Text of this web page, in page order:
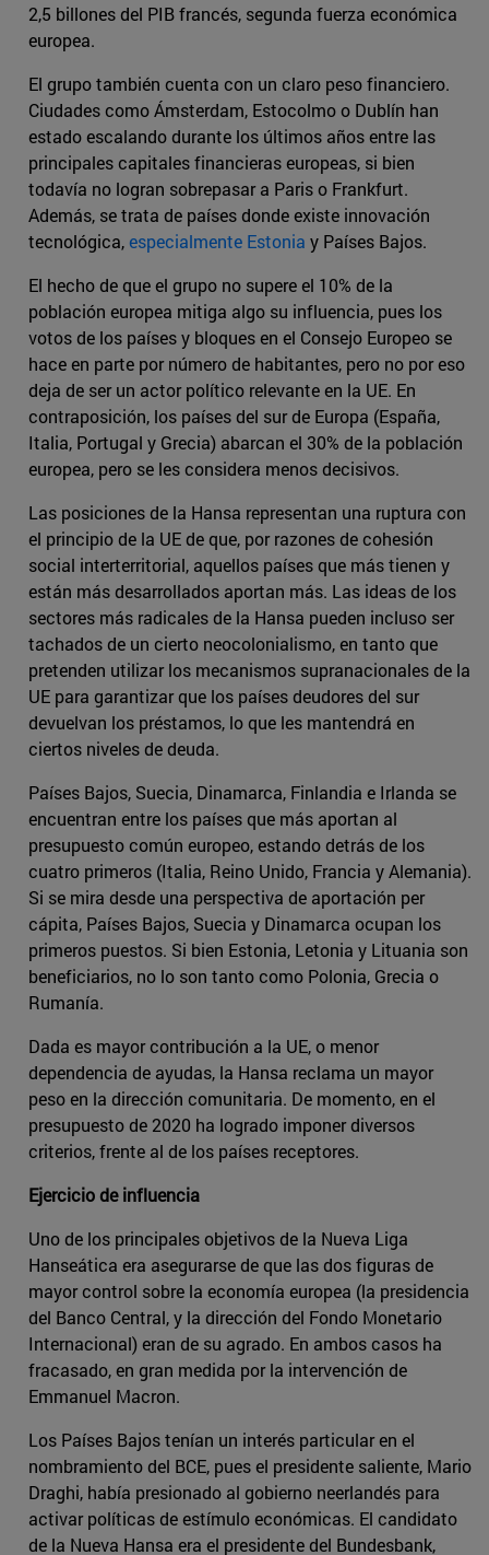
2,5 billones del PIB francés, segunda fuerza económica
europea.
El grupo también cuenta con un claro peso financiero.
Ciudades como Ámsterdam, Estocolmo o Dublín han
estado escalando durante los últimos años entre las
principales capitales financieras europeas, si bien
todavía no logran sobrepasar a Paris o Frankfurt.
Además, se trata de países donde existe innovación
tecnológica,especialmente Estonia y Países Bajos.
El hecho de que el grupo no supere el 10% de la
población europea mitiga algo su influencia, pues los
votos de los países y bloques en el Consejo Europeo se
hace en parte por número de habitantes, pero no por eso
deja de ser un actor político relevante en la UE. En
contraposición, los países del sur de Europa (España,
Italia, Portugal y Grecia) abarcan el 30% de la población
europea, pero se les considera menos decisivos.
Las posiciones de la Hansa representan una ruptura con
el principio de la UE de que, por razones de cohesión
social interterritorial, aquellos países que más tienen y
están más desarrollados aportan más. Las ideas de los
sectores más radicales de la Hansa pueden incluso ser
tachados de un cierto neocolonialismo, en tanto que
pretenden utilizar los mecanismos supranacionales de la
UE para garantizar que los países deudores del sur
devuelvan los préstamos, lo que les mantendrá en
ciertos niveles de deuda.
Países Bajos, Suecia, Dinamarca, Finlandia e Irlanda se
encuentran entre los países que más aportan al
presupuesto común europeo, estando detrás de los
cuatro primeros (Italia, Reino Unido, Francia y Alemania).
Si se mira desde una perspectiva de aportación per
cápita, Países Bajos, Suecia y Dinamarca ocupan los
primeros puestos. Si bien Estonia, Letonia y Lituania son
beneficiarios, no lo son tanto como Polonia, Grecia o
Rumanía.
Dada es mayor contribución a la UE, o menor
dependencia de ayudas, la Hansa reclama un mayor
peso en la dirección comunitaria. De momento, en el
presupuesto de 2020 ha logrado imponer diversos
criterios, frente al de los países receptores.
Ejercicio de influencia
Uno de los principales objetivos de la Nueva Liga
Hanseática era asegurarse de que las dos figuras de
mayor control sobre la economía europea (la presidencia
del Banco Central, y la dirección del Fondo Monetario
Internacional) eran de su agrado. En ambos casos ha
fracasado, en gran medida por la intervención de
Emmanuel Macron.
Los Países Bajos tenían un interés particular en el
nombramiento del BCE, pues el presidente saliente, Mario
Draghi, había presionado al gobierno neerlandés para
activar políticas de estímulo económicas. El candidato
de la Nueva Hansa era el presidente del Bundesbank,